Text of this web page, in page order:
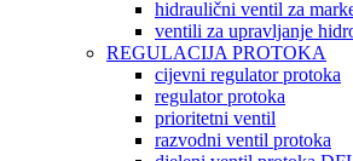
hidraulični ventil za
ventili za upravljanje
REGULACIJA PROTOKA
cijevni regulator protoka
regulator protoka
prioritetni ventil
razvodni ventil protoka